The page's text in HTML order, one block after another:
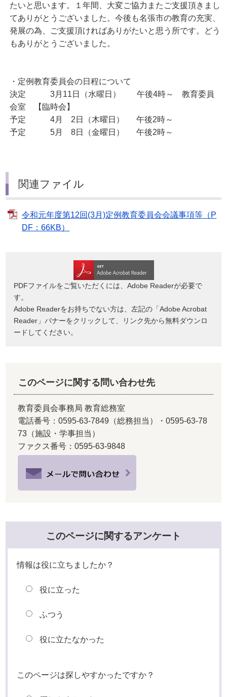
たいと思います。１年間、大変ご協力またご支援頂きまし
てありがとうございました。今後も名張市の教育の充実、
発展の為、ご支援頂ければありがたいと思う所です。どう
もありがとうございました。
・定例教育委員会の日程について
決定 3月11日（水曜日） 午後4時～ 教育委員
会室 【臨時会】
予定 4月 2日（木曜日） 午後2時～
予定 5月 8日（金曜日） 午後2時～
関連ファイル
令和元年度第12回(3月)定例教育委員会会議事項等（P
DF：66KB）
PDFファイルをご覧いただくには、Adobe Readerが必要で
す。
Adobe Readerをお持ちでない方は、左記の「Adobe Acrobat
Reader」バナーをクリックして、リンク先から無料ダウンロ
ードしてください。
このページに関する問い合わせ先
教育委員会事務局 教育総務室
電話番号：0595-63-7849（総務担当）・0595-63-78
73（施設・学事担当）
ファクス番号：0595-63-9848
このページに関するアンケート
情報は役に立ちましたか？
役に立った
ふつう
役に立たなかった
このページは探しやすかったですか？